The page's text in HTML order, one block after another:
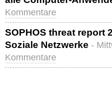
Kommentare
SOPHOS threat report
Soziale Netzwerke -
Kommentare